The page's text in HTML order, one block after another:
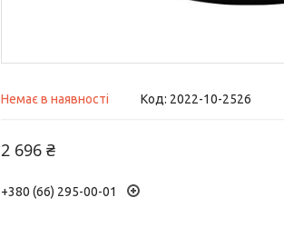
Немає в наявності Код: 2022-10-2526
2 696 ₴
+380 (66) 295-00-01